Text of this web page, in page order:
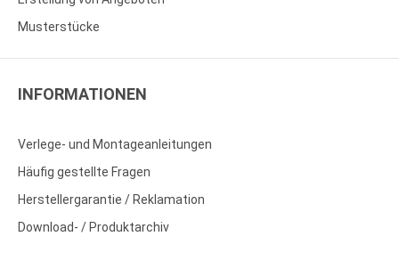
Musterstücke
INFORMATIONEN
Verlege- und Montageanleitungen
Häufig gestellte Fragen
Herstellergarantie / Reklamation
Download- / Produktarchiv